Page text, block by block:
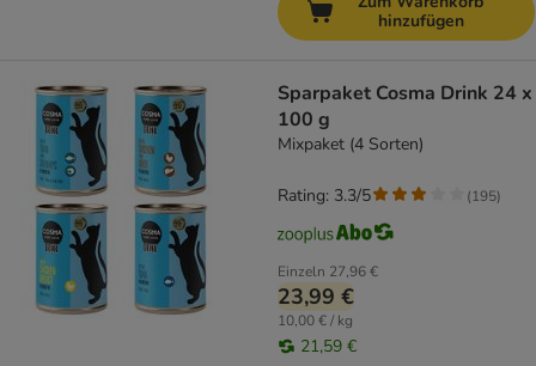
hinzufügen
Sparpaket Cosma Drink 24 x
100 g
Mixpaket (4 Sorten)
Einzeln 27,96 €
23,99 €
10,00 € / kg
21,59 €
Rating: 3.3/5 (195)